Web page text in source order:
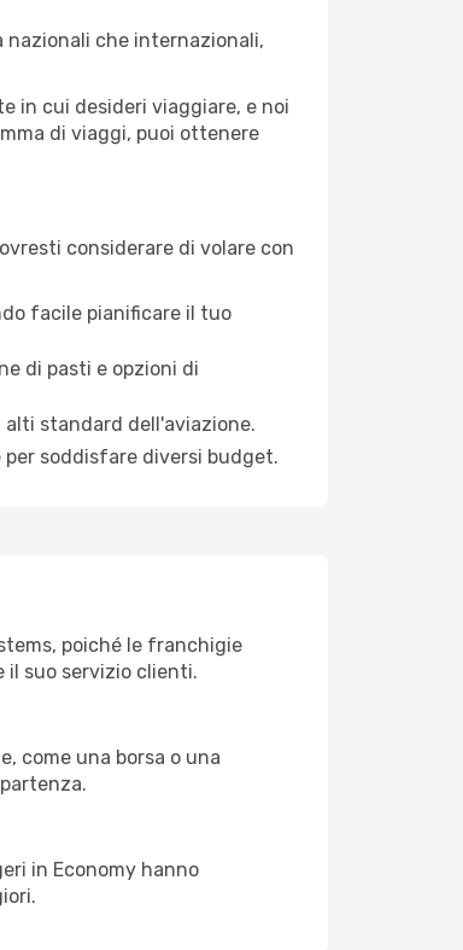
nazionali che internazionali,
in cui desideri viaggiare, e noi
di viaggi, puoi ottenere
considerare di volare con
facile pianificare il tuo
di pasti e opzioni di
standard dell'aviazione.
per soddisfare diversi budget.
poiché le franchigie
il suo servizio clienti.
come una borsa o una
in Economy hanno